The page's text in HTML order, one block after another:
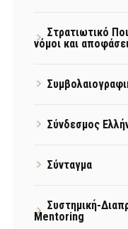
Στρατιωτικό
νόμοι και
Σύνδεσμος
Σύνταγμα
Συστημική-
Mentoring